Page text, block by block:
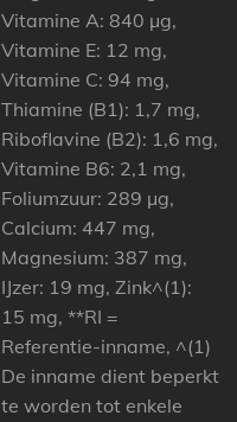
Vitamine A: 840 µg,
Vitamine E: 12 mg,
Vitamine C: 94 mg,
Thiamine (B1): 1,7 mg,
Riboflavine (B2): 1,6 mg,
Vitamine B6: 2,1 mg,
Foliumzuur: 289 µg,
Calcium: 447 mg,
Magnesium: 387 mg,
IJzer: 19 mg, Zink^(1):
15 mg, **RI =
Referentie-inname, ^(1)
De inname dient beperkt
te worden tot enkele